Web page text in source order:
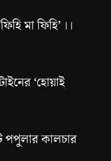
মা ফিহি’ ।।
‘হোয়াই
পপুলার কালচার